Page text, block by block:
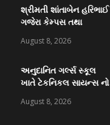
કવોલીટી કેસ શોધી કાઢતી
રાજુલા પોલીસ ટીમ
શ્રીમતી શાંતાબેન હરિભાઈ
ગજેરા કેમ્પસ તથા
વિદ્યાસભા સંચાલિત કે. કે.
“નશામુક્ત ભારત શપથ”નું
આયોજન થયું
August 8, 2026
અનુદાનિત ગર્લ્સ સ્કૂલ
ખાતે ટેકનિકલ સાયન્સ નો
August 8, 2026